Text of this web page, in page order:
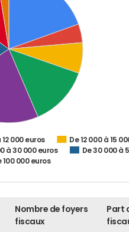
12 000 euros
De 12 000 à 15
à 30 000 euros
De 30 000 à
100 000 euros
Nombre de foyers
fiscaux
Part